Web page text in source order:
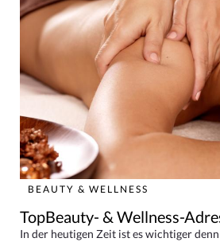
BEAUTY & WELLNESS
TopBeauty- & Wellness-
In der heutigen Zeit ist es wichtiger